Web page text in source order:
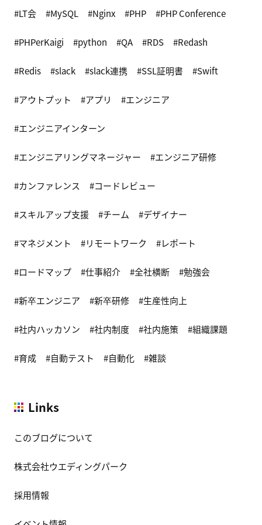
LT会 MySQL Nginx PHP PHP Conference
PHPerKaigi python QA RDS Redash
Redis slack slack連携 SSL証明書 Swift
アウトプット アプリ エンジニア
エンジニアインターン
エンジニアリングマネージャー エンジニア研修
カンファレンス コードレビュー
スキルアップ支援 チーム デザイナー
マネジメント リモートワーク レポート
ロードマップ 仕事紹介 全社横断 勉強会
新卒エンジニア 新卒研修 生産性向上
社内ハッカソン 社内制度 社内施策 組織課題
育成 自動テスト 自動化 雑談
Links
このブログについて
株式会社ウエディングパーク
採用情報